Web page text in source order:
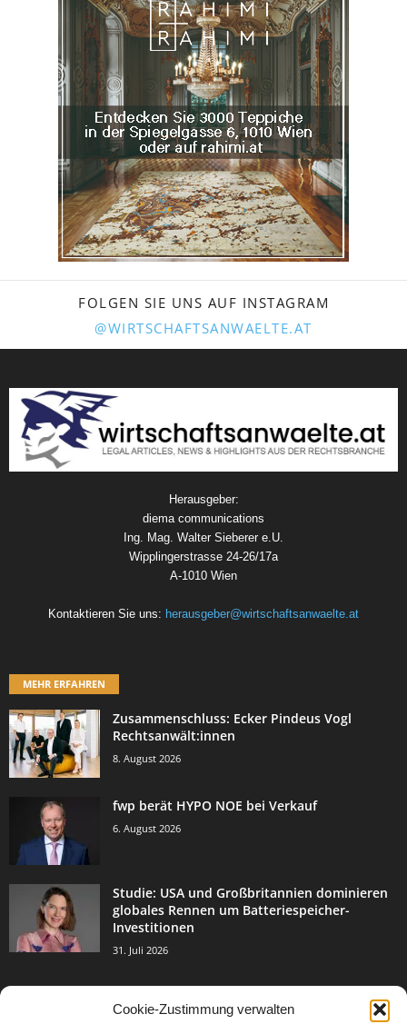
Cookie-Zustimmung verwalten
FOLGEN SIE UNS AUF INSTAGRAM
@WIRTSCHAFTSANWAELTE.AT
Herausgeber:
diema communications
Ing. Mag. Walter Sieberer e.U.
Wipplingerstrasse 24-26/17a
A-1010 Wien
Kontaktieren Sie uns: herausgeber@wirtschaftsanwaelte.at
MEHR ERFAHREN
Zusammenschluss: Ecker Pindeus Vogl
Rechtsanwält:innen
8. August 2026
fwp berät HYPO NOE bei Verkauf
6. August 2026
Studie: USA und Großbritannien dominieren
globales Rennen um Batteriespeicher-
Investitionen
31. Juli 2026